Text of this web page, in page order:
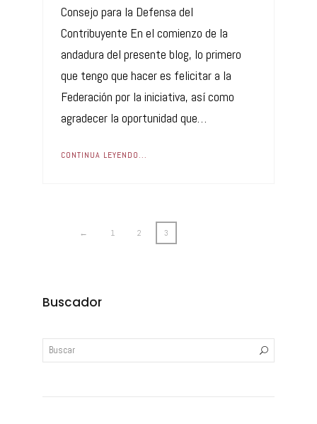
Consejo para la Defensa del
Contribuyente En el comienzo de la
andadura del presente blog, lo primero
que tengo que hacer es felicitar a la
Federación por la iniciativa, así como
agradecer la oportunidad que…
CONTINUA LEYENDO...
← 1 2 3
Buscador